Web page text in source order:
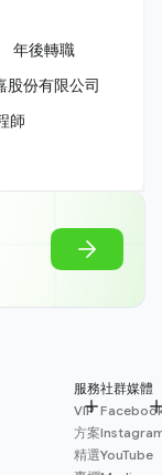
年後轉職
股份有限公司
師
服務
VIP
方案
精選
社群媒體
YouTube